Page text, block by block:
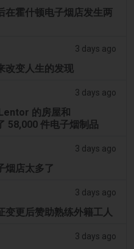
在霍什顿电子烟店发生两
3 days ago
改变人生的发现
3 days ago
的房屋和
58,000 件电子烟制品
3 days ago
烟店太多了
3 days ago
变更后赞助熟练外籍工人
3 days ago